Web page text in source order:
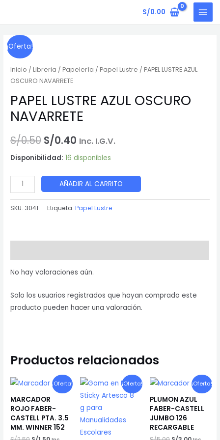
S/0.00
MAIN
¡Oferta!
Inicio /Libreria /Papelería /Papel Lustre / PAPEL LUSTRE AZUL
OSCURO NAVARRETE
PAPEL LUSTRE AZUL OSCURO
NAVARRETE
S/0.50 El
precio
original
era:
S/0.50.
S/0.40 El
precio
actual
es:
S/0.40.
Inc. I.G.V.
Disponibilidad: 16 disponibles
PAPEL
LUSTRE
AZUL
cantidad
AÑADIR AL CARRITO
SKU: 3041 Etiqueta:Papel Lustre
No hay valoraciones aún.
Solo los usuarios registrados que hayan comprado este
producto pueden hacer una valoración.
Productos relacionados
¡Oferta!
MARCADOR
ROJO FABER-
CASTELL PTA. 3.5
MM. WINNER 152
¡Oferta! ¡Oferta!
PLUMON AZUL
FABER-CASTELL
JUMBO 126
RECARGABLE
cantidad